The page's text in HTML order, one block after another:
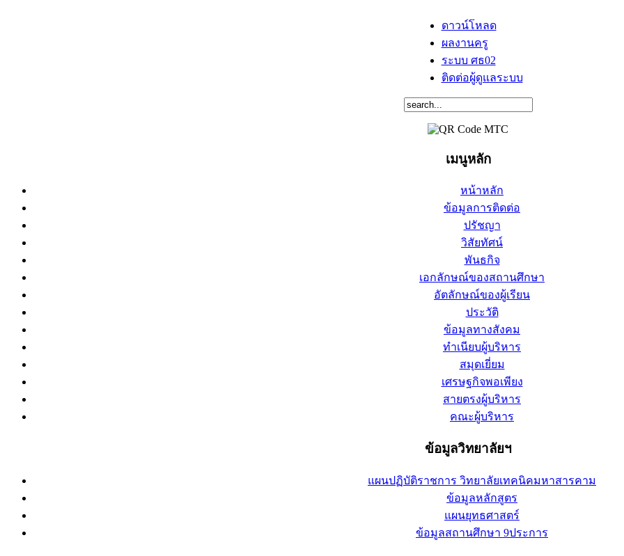
ดาวน์โหลด
ผลงานครู
ระบบ ศธ02
ติดต่อผู้ดูแลระบบ
เมนูหลัก
หน้าหลัก
ข้อมูลการติดต่อ
ปรัชญา
วิสัยทัศน์
พันธกิจ
เอกลักษณ์ของสถานศึกษา
อัตลักษณ์ของผู้เรียน
ประวัติ
ข้อมูลทางสังคม
ทำเนียบผู้บริหาร
สมุดเยี่ยม
เศรษฐกิจพอเพียง
สายตรงผู้บริหาร
คณะผู้บริหาร
ข้อมูลวิทยาลัยฯ
แผนปฏิบัติราชการ วิทยาลัยเทคนิคมหาสารคาม
ข้อมูลหลักสูตร
แผนยุทธศาสตร์
ข้อมูลสถานศึกษา 9ประการ